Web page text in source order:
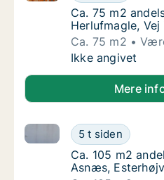
Ca. 75 m2
Ca. 75 m2
Herlufmagle,
Ca. 75 m2
Ca. 75 m2
Ikke angivet
Mere
Ca. 105 m2
5 t siden
Ca. 105 m2 andelsbolig
Ca. 105 m2
Ca. 105 m2
Asnæs,